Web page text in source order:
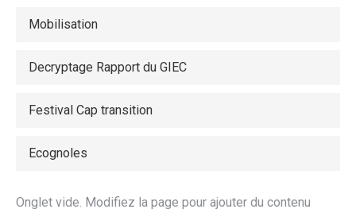
Mobilisation
Decryptage Rapport du GIEC
Festival Cap transition
Ecognoles
Onglet vide. Modifiez la page pour ajouter du contenu